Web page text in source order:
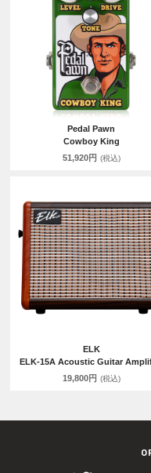
Pedal Pawn
Cowboy King
51,920円 (税込)
ELK
ELK-15A Acoustic Guitar
19,800円 (税込)